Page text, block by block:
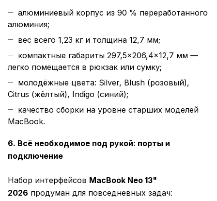
алюминиевый корпус из 90 % переработанного
алюминия;
вес всего 1,23 кг и толщина 12,7 мм;
компактные габариты 297,5×206,4×12,7 мм —
легко помещается в рюкзак или сумку;
молодёжные цвета: Silver, Blush (розовый),
Citrus (жёлтый), Indigo (синий);
качество сборки на уровне старших моделей
MacBook.
6. Всё необходимое под рукой: порты и
подключение
Набор интерфейсов MacBook Neo 13"
2026 продуман для повседневных задач: